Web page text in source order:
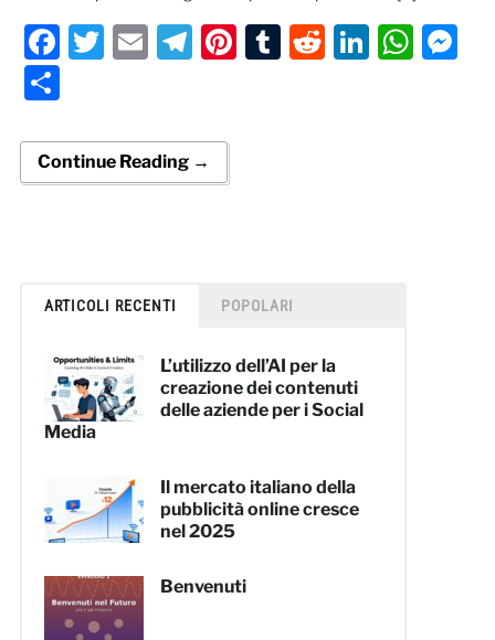
Facebook
Twitter
EmailTelegram
Pinterest
Tumblr
Reddit
Condividi
Continue Reading →
ARTICOLI RECENTI POPOLARI
L’utilizzo dell’AI per la
creazione dei contenuti
delle aziende per i Social
Media
Il mercato italiano della
pubblicità online cresce
nel 2025
Benvenuti